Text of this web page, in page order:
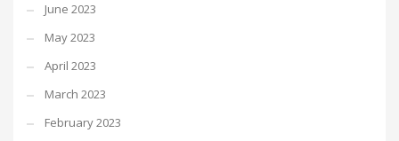
June 2023
May 2023
April 2023
March 2023
February 2023